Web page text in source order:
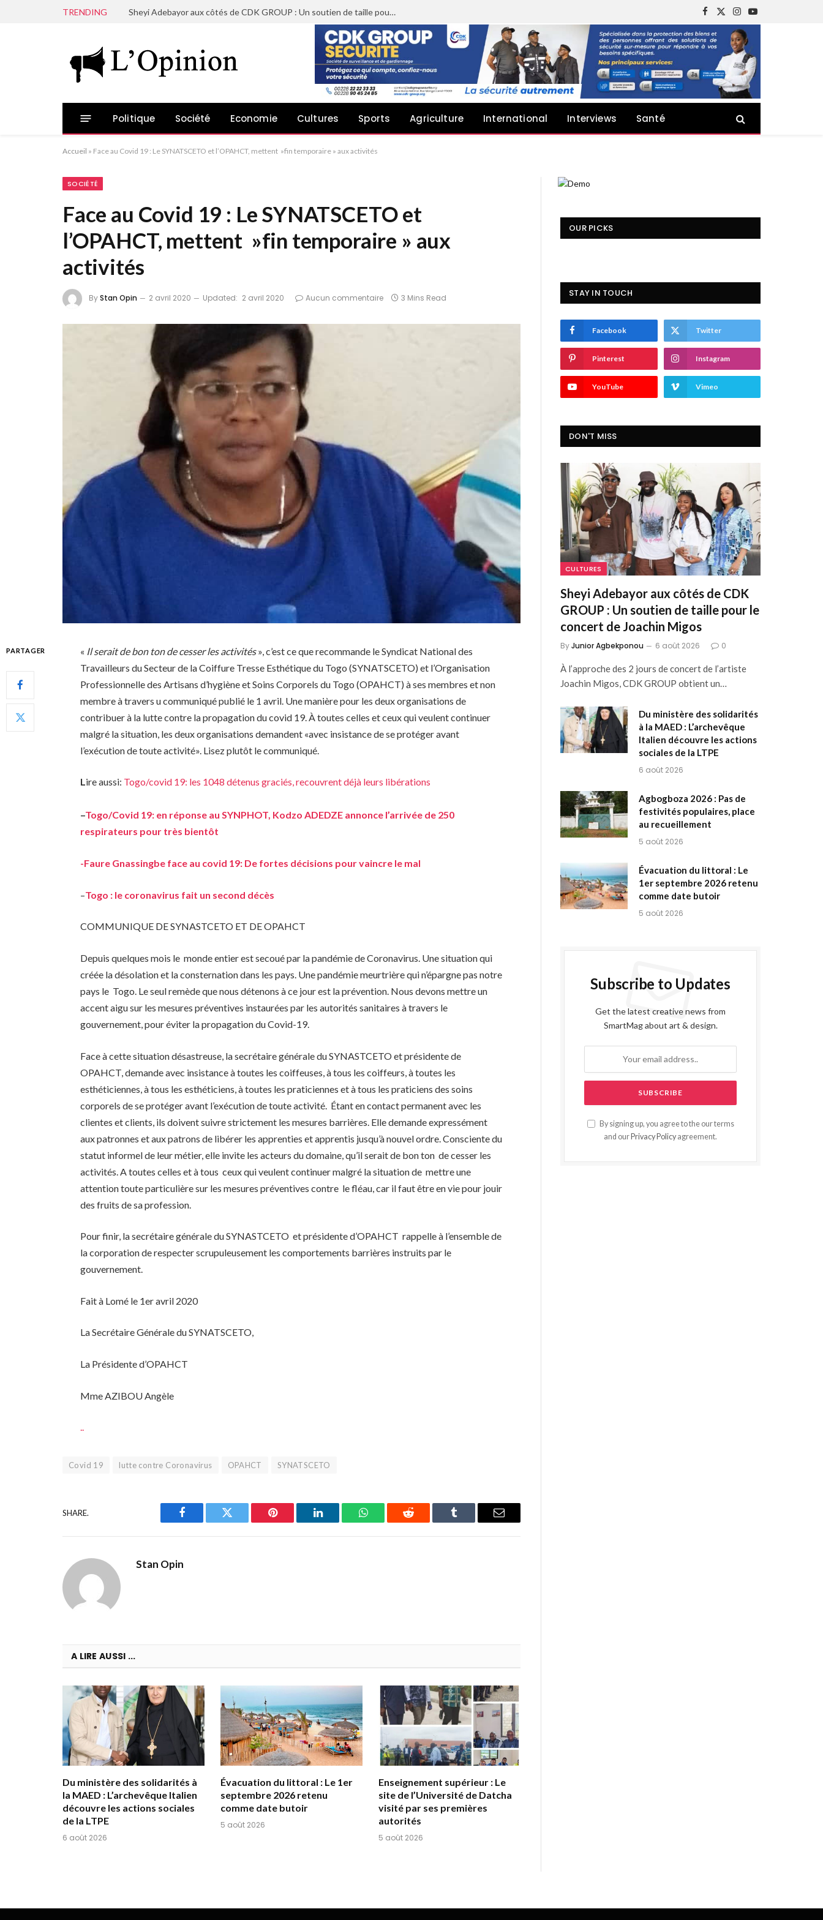
TRENDING Sheyi Adebayor aux côtés de CDK GROUP : Un soutien de taille pour le concert de Joachin Migos
Facebook
X
(Twitter)
Instagram
YouTube
Politique Société Economie Cultures Sports Agriculture International Interviews Santé
Accueil » Face au Covid 19 : Le SYNATSCETO et l’OPAHCT, mettent »fin temporaire » aux activités
SOCIÉTÉ
Face au Covid 19 : Le SYNATSCETO et
l’OPAHCT, mettent »fin temporaire » aux
activités
ByStan Opin 2 avril 2020 Updated: 2 avril 2020 Aucun commentaire 3 Mins Read
PARTAGER « Il serait de bon ton de cesser les activités», c’est ce que recommande le Syndicat National des
Travailleurs du Secteur de la Coiffure Tresse Esthétique du Togo (SYNATSCETO) et l’Organisation
Professionnelle des Artisans d’hygiène et Soins Corporels du Togo (OPAHCT) à ses membres et non
membre à travers u communiqué publié le 1 avril. Une manière pour les deux organisations de
contribuer à la lutte contre la propagation du covid 19. À toutes celles et ceux qui veulent continuer
malgré la situation, les deux organisations demandent «avec insistance de se protéger avant
l’exécution de toute activité». Lisez plutôt le communiqué.
Lire aussi: Togo/covid 19: les 1048 détenus graciés, recouvrent déjà leurs libérations
–Togo/Covid 19: en réponse au SYNPHOT, Kodzo ADEDZE annonce l’arrivée de 250
respirateurs pour très bientôt
-Faure Gnassingbe face au covid 19: De fortes décisions pour vaincre le mal
–Togo : le coronavirus fait un second décès
COMMUNIQUE DE SYNASTCETO ET DE OPAHCT
Depuis quelques mois le monde entier est secoué par la pandémie de Coronavirus. Une situation qui
créée la désolation et la consternation dans les pays. Une pandémie meurtrière qui n’épargne pas notre
pays le Togo. Le seul remède que nous détenons à ce jour est la prévention. Nous devons mettre un
accent aigu sur les mesures préventives instaurées par les autorités sanitaires à travers le
gouvernement, pour éviter la propagation du Covid-19.
Face à cette situation désastreuse, la secrétaire générale du SYNASTCETO et présidente de
OPAHCT, demande avec insistance à toutes les coiffeuses, à tous les coiffeurs, à toutes les
esthéticiennes, à tous les esthéticiens, à toutes les praticiennes et à tous les praticiens des soins
corporels de se protéger avant l’exécution de toute activité. Étant en contact permanent avec les
clientes et clients, ils doivent suivre strictement les mesures barrières. Elle demande expressément
aux patronnes et aux patrons de libérer les apprenties et apprentis jusqu’à nouvel ordre. Consciente du
statut informel de leur métier, elle invite les acteurs du domaine, qu’il serait de bon ton de cesser les
activités. A toutes celles et à tous ceux qui veulent continuer malgré la situation de mettre une
attention toute particulière sur les mesures préventives contre le fléau, car il faut être en vie pour jouir
des fruits de sa profession.
Pour finir, la secrétaire générale du SYNASTCETO et présidente d’OPAHCT rappelle à l’ensemble de
la corporation de respecter scrupuleusement les comportements barrières instruits par le
gouvernement.
Fait à Lomé le 1er avril 2020
La Secrétaire Générale du SYNATSCETO,
La Présidente d’OPAHCT
Mme AZIBOU Angèle
..
Covid 19 lutte contre Coronavirus OPAHCT SYNATSCETO
SHARE.
Facebook Twitter Pinterest LinkedIn WhatsAppReddit Tumblr Email
Stan Opin
A LIRE AUSSI ...
Du ministère des solidarités à
la MAED : L’archevêque Italien
découvre les actions sociales
de la LTPE
6 août 2026
Évacuation du littoral : Le 1er
septembre 2026 retenu
comme date butoir
5 août 2026
Enseignement supérieur : Le
site de l’Université de Datcha
visité par ses premières
autorités
5 août 2026
OUR PICKS
STAY IN TOUCH
Facebook Twitter
Pinterest Instagram
YouTube Vimeo
DON'T MISS
CULTURES
Sheyi Adebayor aux côtés de CDK
GROUP : Un soutien de taille pour le
concert de Joachin Migos
ByJunior Agbekponou 6 août 2026 0
À l’approche des 2 jours de concert de l’artiste
Joachin Migos, CDK GROUP obtient un…
Du ministère des solidarités
à la MAED : L’archevêque
Italien découvre les actions
sociales de la LTPE
6 août 2026
Agbogboza 2026 : Pas de
festivités populaires, place
au recueillement
5 août 2026
Évacuation du littoral : Le
1er septembre 2026 retenu
comme date butoir
5 août 2026
Subscribe to Updates
Get the latest creative news from
SmartMag about art & design.
By signing up, you agree to the our terms
and our Privacy Policy agreement.